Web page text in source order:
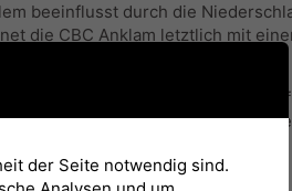
beeinflusst durch die
die CBC Anklam letztlich mit
dabei zu sein. Die traditionelle
Schwimmhalle). Nach
der Seite notwendig sind.